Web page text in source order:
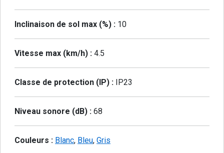
Inclinaison de sol max (%) : 10
Vitesse max (km/h) : 4.5
Classe de protection (IP) : IP23
Niveau sonore (dB) : 68
Couleurs : Blanc, Bleu, Gris